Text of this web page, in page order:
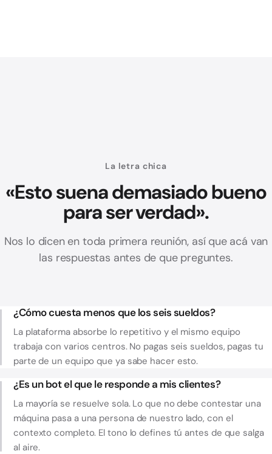
La letra chica
«Esto suena demasiado bueno
para ser verdad».
Nos lo dicen en toda primera reunión, así que acá van
las respuestas antes de que preguntes.
¿Cómo cuesta menos que los seis sueldos?
La plataforma absorbe lo repetitivo y el mismo equipo
trabaja con varios centros. No pagas seis sueldos, pagas tu
parte de un equipo que ya sabe hacer esto.
¿Es un bot el que le responde a mis clientes?
La mayoría se resuelve sola. Lo que no debe contestar una
máquina pasa a una persona de nuestro lado, con el
contexto completo. El tono lo defines tú antes de que salga
al aire.